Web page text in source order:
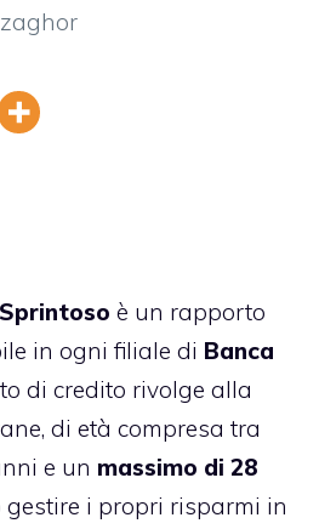
zaghor
è un rapporto
in ogni filiale di Banca
di credito rivolge alla
, di età compresa tra
e un massimo di 28
gestire i propri risparmi in